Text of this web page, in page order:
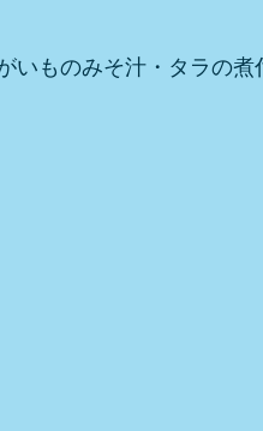
いものみそ汁・タラの煮